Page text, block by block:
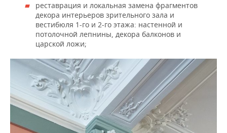
реставрация и локальная замена фрагментов
декора интерьеров зрительного зала и
вестибюля 1-го и 2-го этажа: настенной и
потолочной лепнины, декора балконов и
царской ложи;